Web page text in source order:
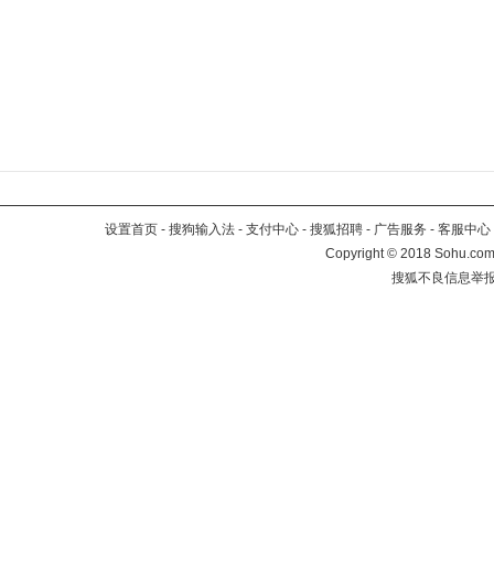
设置首页 - 搜狗输入法 - 支付中心 - 搜狐招聘 - 广告服务 - 客服中心
Copyright©2018
搜狐不良信息举